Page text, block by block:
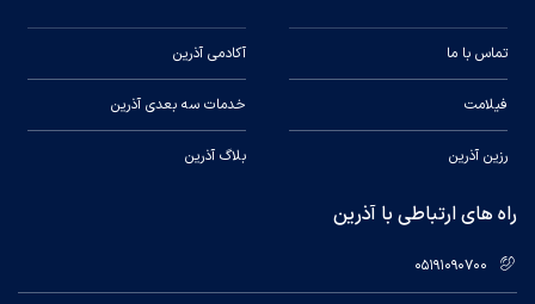
متوسط سرعت Lifting بین 70-80 میلیمتر بر دقیقه
lifting بین 5 تا 7 میلیمتر است. تنظیمات ارائه شده
تماس با ما
فیلامت
رزین آذرین
آکادمی آذرین
خدمات سه بعدی آذرین
بلاگ آذرین
راه های ارتباطی با آذرین
05191090700